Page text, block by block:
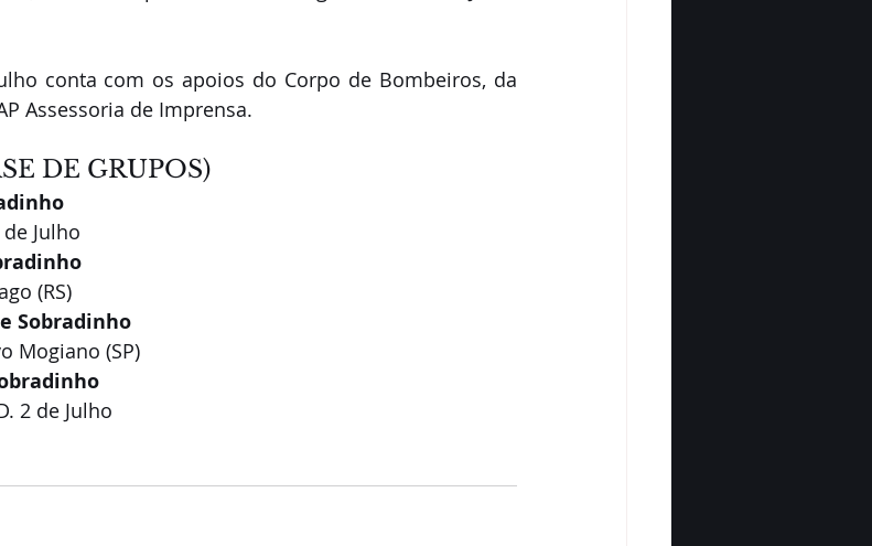
conta com os apoios do Corpo de Bombeiros, da
Assessoria de Imprensa.
DE GRUPOS)
Julho
(RS)
Sobradinho
Mogiano (SP)
2 de Julho